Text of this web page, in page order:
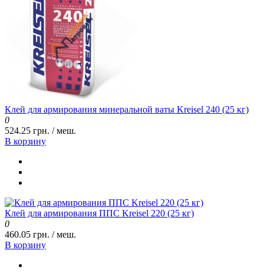
Клей для армирования минеральной ваты Kreisel 240 (25 кг)
0
524.25 грн. / меш.
В корзину
Клей для армирования ППС Kreisel 220 (25 кг)
0
460.05 грн. / меш.
В корзину